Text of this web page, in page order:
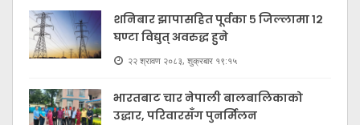
शनिबार झापासहित पूर्वका ५ जिल्लामा १२
घण्टा विद्युत् अवरुद्ध हुने
२२ श्रावण २०८३, शुक्रबार १९:१५
भारतबाट चार नेपाली बालबालिकाको
उद्धार, परिवारसँग पुनर्मिलन